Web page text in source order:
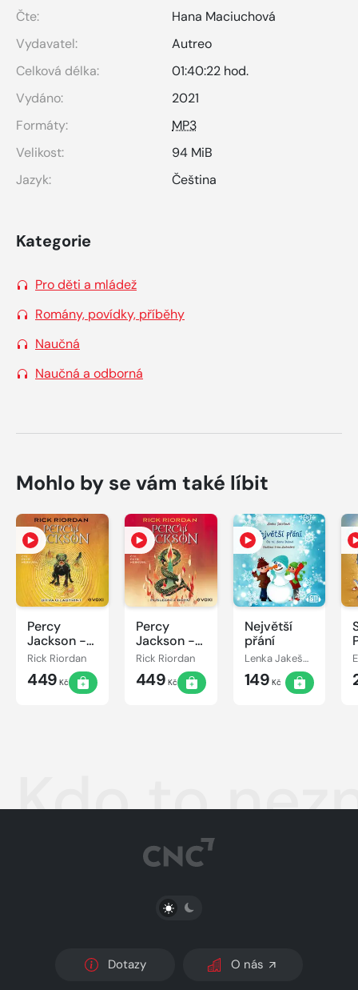
Čte:
Hana Maciuchová
Vydavatel:
Autreo
Celková délka:
01:40:22 hod.
Vydáno:
2021
Formáty:
MP3
Velikost:
94 MiB
Jazyk:
Čeština
Kategorie
Pro děti a mládež
Romány, povídky, příběhy
Naučná
Naučná a odborná
Mohlo by se vám také líbit
Percy
Jackson -
Bitva o
labyrint
Rick Riordan
449 Kč
Percy
Jackson -
Poslední z
bohů
Rick Riordan
449 Kč
Největší
přání
Lenka Jakešová
149 Kč
Kdo to
PŘEPNOUT SVĚTLÝ/TMAVÝ REŽIM
Dotazy O nás